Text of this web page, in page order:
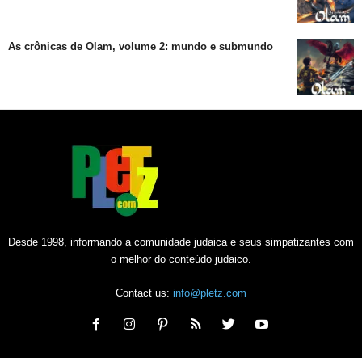
As crônicas de Olam, volume 2: mundo e submundo
Desde 1998, informando a comunidade judaica e seus simpatizantes com
o melhor do conteúdo judaico.
Contact us: info@pletz.com